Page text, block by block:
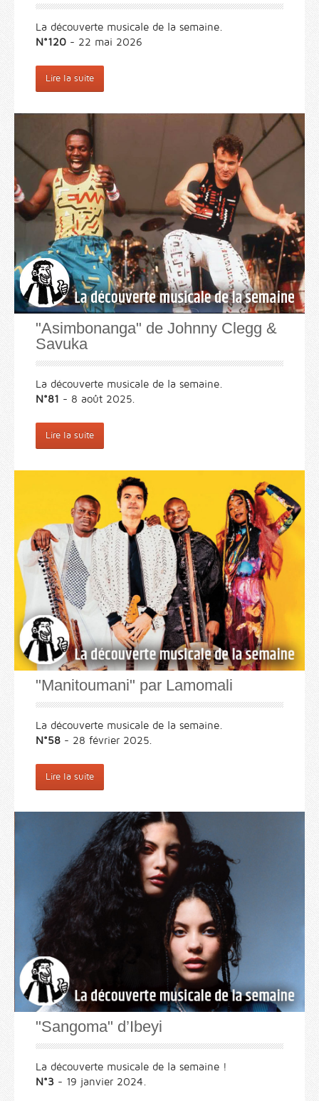
La découverte musicale de la semaine.
N°120 - 22 mai 2026
Lire la suite
"Asimbonanga" de Johnny Clegg &
Savuka
La découverte musicale de la semaine.
N°81 - 8 août 2025.
Lire la suite
"Manitoumani" par Lamomali
La découverte musicale de la semaine.
N°58 - 28 février 2025.
Lire la suite
"Sangoma" d’Ibeyi
La découverte musicale de la semaine !
N°3 - 19 janvier 2024.